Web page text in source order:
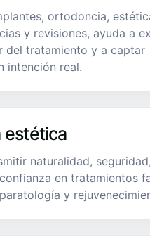
ortodoncia,
y revisiones, ayuda a
del tratamiento y a captar
intención real.
estética
naturalidad, seguridad,
en tratamientos
y